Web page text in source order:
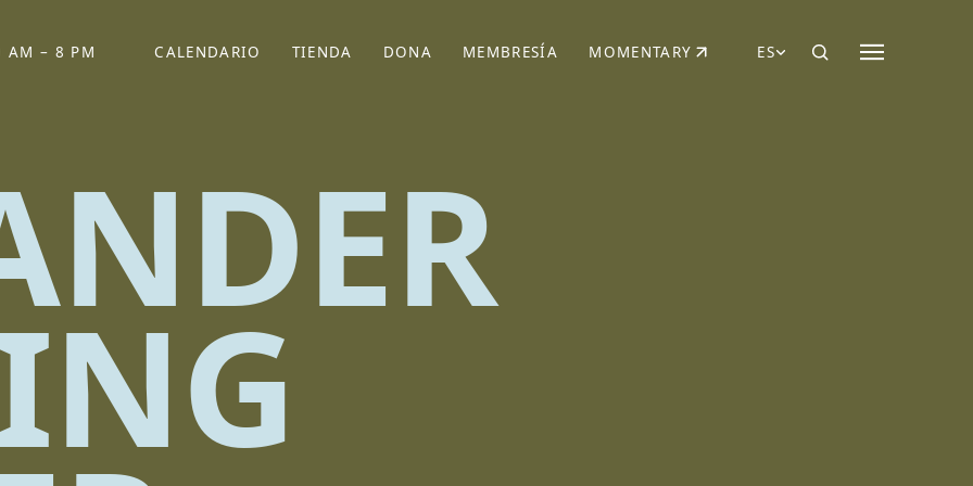
AM – 8 PM CALENDARIO TIENDA
(SE ABRE EN UNA PESTAÑA NUEVA)
DONA
(SE ABRE EN UNA PESTAÑA NUEVA)
MEMBRESÍA MOMENTARY
(SE ABRE EN UNA PESTAÑA NUEVA)
ES